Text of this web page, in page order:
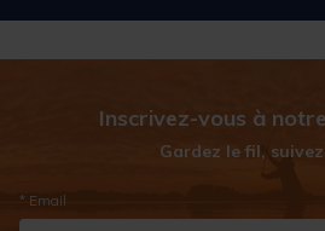
Inscrivez-vous à
Gardez le fil,
* Email